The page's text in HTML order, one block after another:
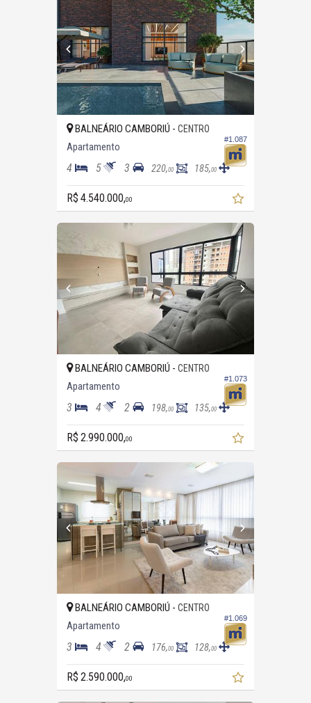
#1.087
BALNEÁRIO CAMBORIÚ - CENTRO
Apartamento
4 5 3 220,00 185,00
R$ 4.540.000,00
#1.073
BALNEÁRIO CAMBORIÚ - CENTRO
Apartamento
3 4 2 198,00 135,00
R$ 2.990.000,00
#1.069
BALNEÁRIO CAMBORIÚ - CENTRO
Apartamento
3 4 2 176,00 128,00
R$ 2.590.000,00